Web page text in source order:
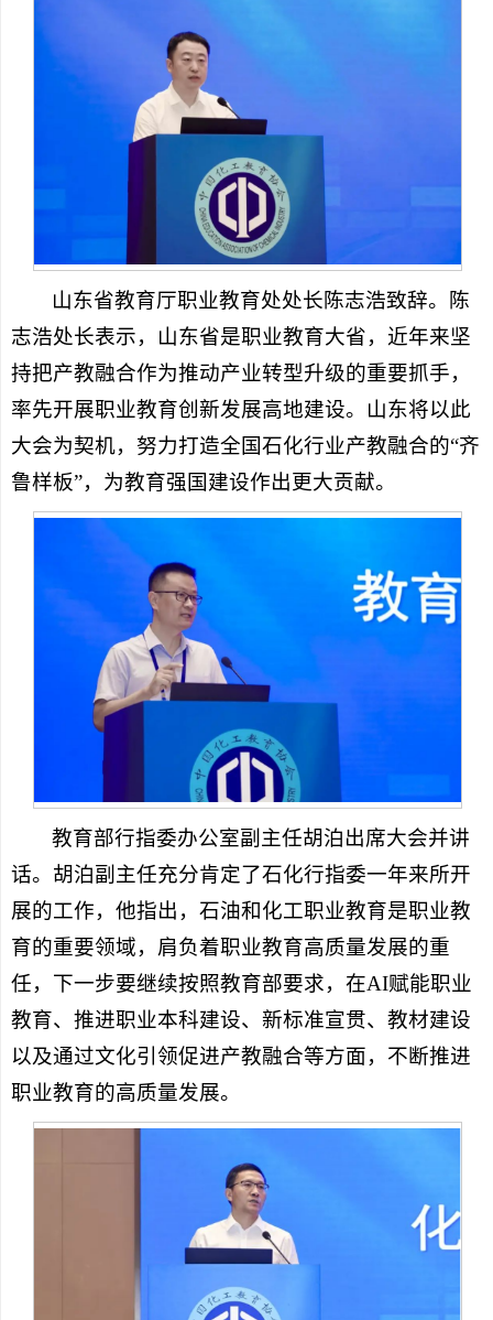
山东省教育厅职业教育处处长陈志浩致辞。陈
志浩处长表示，山东省是职业教育大省，近年来坚
持把产教融合作为推动产业转型升级的重要抓手，
率先开展职业教育创新发展高地建设。山东将以此
大会为契机，努力打造全国石化行业产教融合的“齐
鲁样板”，为教育强国建设作出更大贡献。
教育部行指委办公室副主任胡泊出席大会并讲
话。胡泊副主任充分肯定了石化行指委一年来所开
展的工作，他指出，石油和化工职业教育是职业教
育的重要领域，肩负着职业教育高质量发展的重
任，下一步要继续按照教育部要求，在AI赋能职业
教育、推进职业本科建设、新标准宣贯、教材建设
以及通过文化引领促进产教融合等方面，不断推进
职业教育的高质量发展。